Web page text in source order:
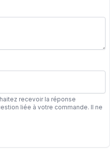
recevoir la réponse
liée à votre commande. Il ne